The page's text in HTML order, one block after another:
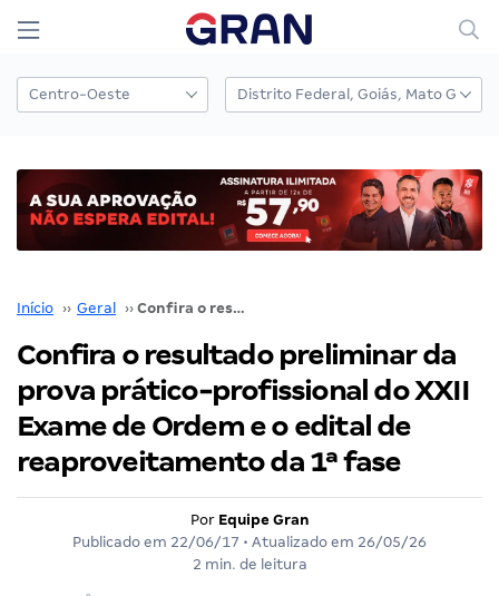
Início ›› Geral ›› Confira o resultado preliminar da prova prático-profissional do XXII Exame de Ordem e o edital de reaproveitamento da 1ª fase
Confira o resultado preliminar da
prova prático-profissional do XXII
Exame de Ordem e o edital de
reaproveitamento da 1ª fase
Por Equipe Gran
Publicado em 22/06/17 • Atualizado em 26/05/26
2 min. de leitura